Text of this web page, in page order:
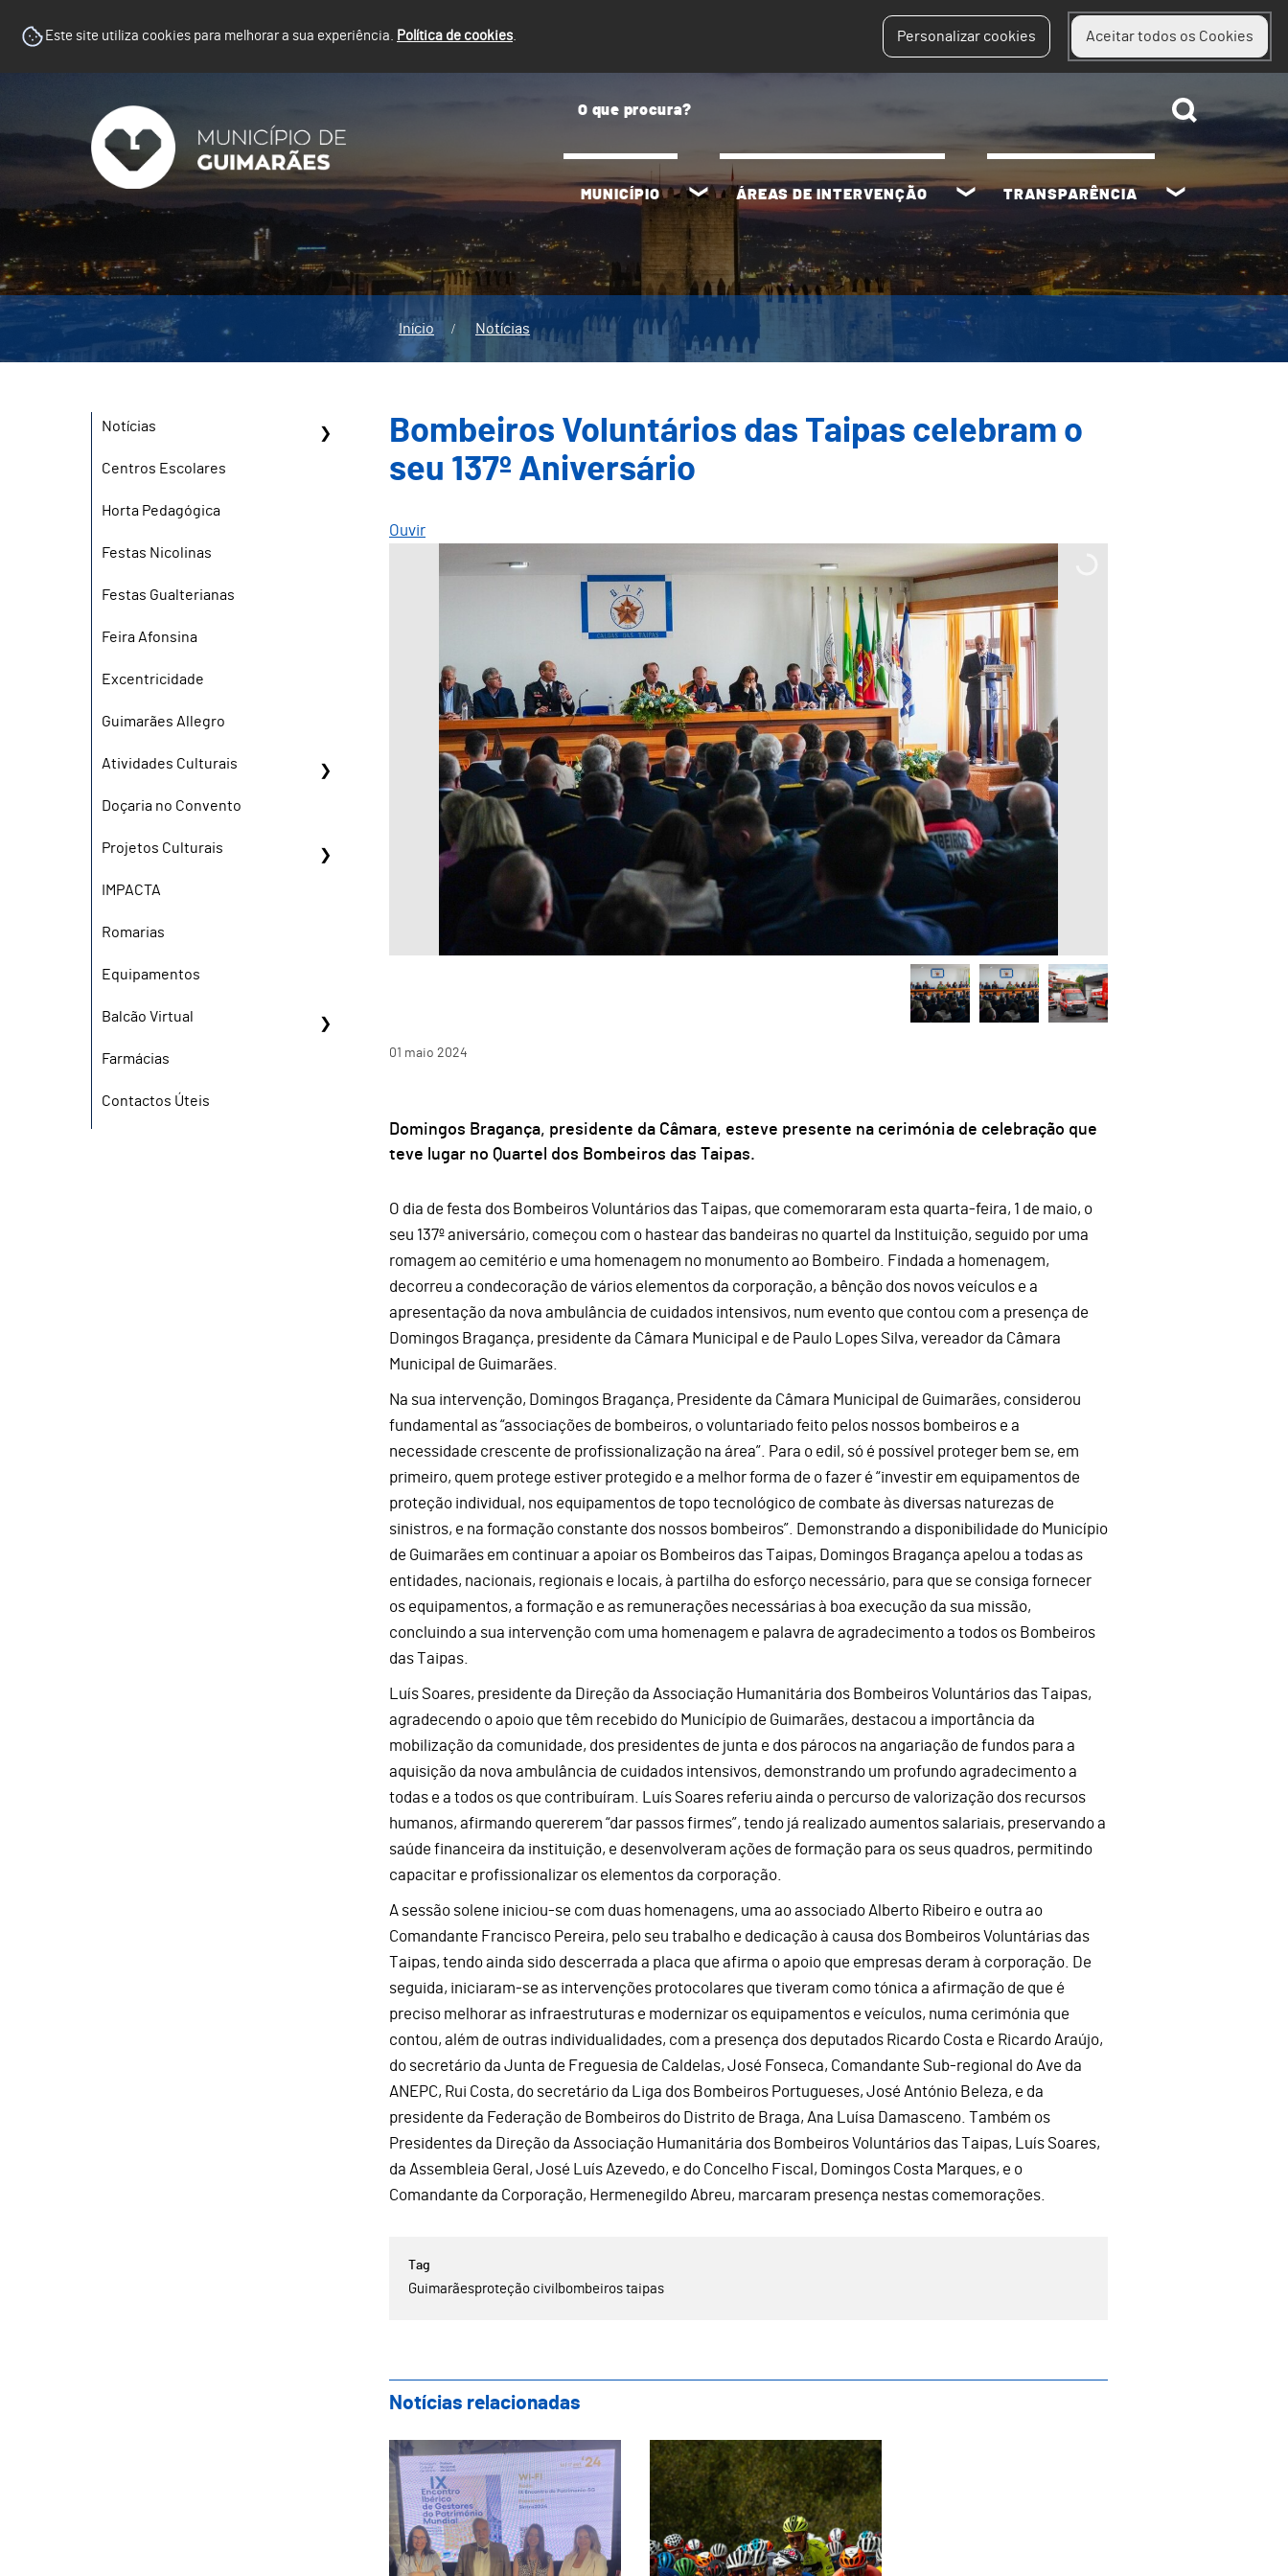
Este site utiliza cookies para melhorar a sua experiência. Política de cookies. Personalizar cookies Aceitar todos os Cookies
MUNICÍPIO ÁREAS DE INTERVENÇÃO TRANSPARÊNCIA
Início Notícias
Notícias
Centros Escolares
Horta Pedagógica
Festas Nicolinas
Festas Gualterianas
Feira Afonsina
Excentricidade
Guimarães Allegro
Atividades Culturais
Doçaria no Convento
Projetos Culturais
IMPACTA
Romarias
Equipamentos
Balcão Virtual
Farmácias
Contactos Úteis
Bombeiros Voluntários das Taipas celebram o
seu 137º Aniversário
Ouvir
01 maio 2024
Domingos Bragança, presidente da Câmara, esteve presente na cerimónia de celebração que
teve lugar no Quartel dos Bombeiros das Taipas.
O dia de festa dos Bombeiros Voluntários das Taipas, que comemoraram esta quarta-feira, 1 de maio, o
seu 137º aniversário, começou com o hastear das bandeiras no quartel da Instituição, seguido por uma
romagem ao cemitério e uma homenagem no monumento ao Bombeiro. Findada a homenagem,
decorreu a condecoração de vários elementos da corporação, a bênção dos novos veículos e a
apresentação da nova ambulância de cuidados intensivos, num evento que contou com a presença de
Domingos Bragança, presidente da Câmara Municipal e de Paulo Lopes Silva, vereador da Câmara
Municipal de Guimarães.
Na sua intervenção, Domingos Bragança, Presidente da Câmara Municipal de Guimarães, considerou
fundamental as “associações de bombeiros, o voluntariado feito pelos nossos bombeiros e a
necessidade crescente de profissionalização na área”. Para o edil, só é possível proteger bem se, em
primeiro, quem protege estiver protegido e a melhor forma de o fazer é “investir em equipamentos de
proteção individual, nos equipamentos de topo tecnológico de combate às diversas naturezas de
sinistros, e na formação constante dos nossos bombeiros”. Demonstrando a disponibilidade do Município
de Guimarães em continuar a apoiar os Bombeiros das Taipas, Domingos Bragança apelou a todas as
entidades, nacionais, regionais e locais, à partilha do esforço necessário, para que se consiga fornecer
os equipamentos, a formação e as remunerações necessárias à boa execução da sua missão,
concluindo a sua intervenção com uma homenagem e palavra de agradecimento a todos os Bombeiros
das Taipas.
Luís Soares, presidente da Direção da Associação Humanitária dos Bombeiros Voluntários das Taipas,
agradecendo o apoio que têm recebido do Município de Guimarães, destacou a importância da
mobilização da comunidade, dos presidentes de junta e dos párocos na angariação de fundos para a
aquisição da nova ambulância de cuidados intensivos, demonstrando um profundo agradecimento a
todas e a todos os que contribuíram. Luís Soares referiu ainda o percurso de valorização dos recursos
humanos, afirmando quererem “dar passos firmes”, tendo já realizado aumentos salariais, preservando a
saúde financeira da instituição, e desenvolveram ações de formação para os seus quadros, permitindo
capacitar e profissionalizar os elementos da corporação.
A sessão solene iniciou-se com duas homenagens, uma ao associado Alberto Ribeiro e outra ao
Comandante Francisco Pereira, pelo seu trabalho e dedicação à causa dos Bombeiros Voluntárias das
Taipas, tendo ainda sido descerrada a placa que afirma o apoio que empresas deram à corporação. De
seguida, iniciaram-se as intervenções protocolares que tiveram como tónica a afirmação de que é
preciso melhorar as infraestruturas e modernizar os equipamentos e veículos, numa cerimónia que
contou, além de outras individualidades, com a presença dos deputados Ricardo Costa e Ricardo Araújo,
do secretário da Junta de Freguesia de Caldelas, José Fonseca, Comandante Sub-regional do Ave da
ANEPC, Rui Costa, do secretário da Liga dos Bombeiros Portugueses, José António Beleza, e da
presidente da Federação de Bombeiros do Distrito de Braga, Ana Luísa Damasceno. Também os
Presidentes da Direção da Associação Humanitária dos Bombeiros Voluntários das Taipas, Luís Soares,
da Assembleia Geral, José Luís Azevedo, e do Concelho Fiscal, Domingos Costa Marques, e o
Comandante da Corporação, Hermenegildo Abreu, marcaram presença nestas comemorações.
Guimarãesproteção civil bombeiros taipas
Notícias relacionadas
Guimarães Representada no IX Encontro Ibérico de Gestores do Património Mundial em
Guimarães recebe a 5.ª etapa do 33.º Grande Prémio de